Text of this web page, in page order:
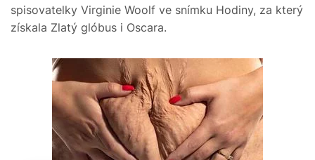
spisovatelky Virginie Woolf ve snímku Hodiny, za který
získala Zlatý glóbus i Oscara.